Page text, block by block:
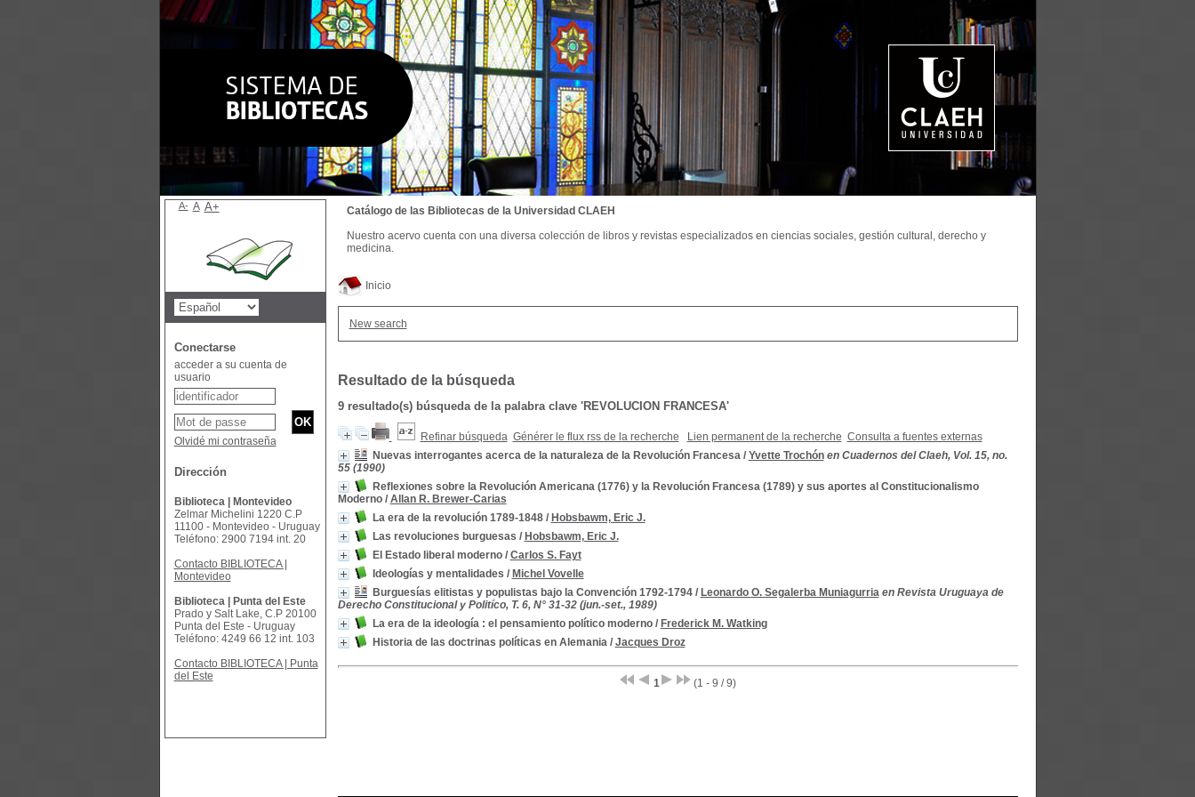
Inicio
New search
Resultado de la búsqueda
9 resultado(s) búsqueda de la palabra clave 'REVOLUCION FRANCESA'
Refinar búsqueda Générer le flux rss de la recherche Lien permanent de la recherche Consulta a fuentes externas
Nuevas interrogantes acerca de la naturaleza de la Revolución Francesa/ Yvette Trochón en Cuadernos del Claeh, Vol. 15, no.
55 (1990)
Reflexiones sobre la Revolución Americana (1776) y la Revolución Francesa (1789) y sus aportes al Constitucionalismo
Moderno/ Allan R. Brewer-Carias
La era de la revolución 1789-1848/ Hobsbawm, Eric J.
Las revoluciones burguesas / Hobsbawm, Eric J.
El Estado liberal moderno/ Carlos S. Fayt
Ideologías y mentalidades / Michel Vovelle
Burguesías elitistas y populistas bajo la Convención 1792-1794/ Leonardo O. Segalerba Muniagurria en Revista Uruguaya de
Derecho Constitucional y Politíco, T. 6, N° 31-32 (jun.-set., 1989)
La era de la ideología : el pensamiento político moderno/ Frederick M. Watking
Historia de las doctrinas políticas en Alemania/ Jacques Droz
1 (1 - 9 / 9)
Catálogo de las Bibliotecas de la Universidad CLAEH
Nuestro acervo cuenta con una diversa colección de libros y revistas especializados en ciencias sociales, gestión cultural, derecho y
medicina.
A- A A+
Conectarse
acceder a su cuenta de
usuario
Olvidé mi contraseña
Dirección
Biblioteca | Montevideo
Zelmar Michelini 1220 C.P
11100 - Montevideo - Uruguay
Teléfono: 2900 7194 int. 20
Contacto BIBLIOTECA |
Montevideo
Biblioteca | Punta del Este
Prado y Salt Lake, C.P 20100
Punta del Este - Uruguay
Teléfono: 4249 66 12 int. 103
Contacto BIBLIOTECA | Punta
del Este